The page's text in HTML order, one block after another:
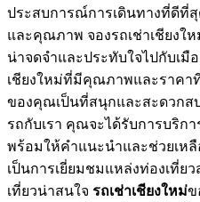
ประสบการณ์การเดินทางที่ดีที่สุ
และคุณภาพ จองรถเช่าเชียงให
น่าจดจำและประทับใจไปกับเมื
เชียงใหม่ที่มีคุณภาพและราคา
ของคุณเป็นที่สนุกและสะดวกส
รถกับเรา คุณจะได้รับการบริก
พร้อมให้คำแนะนำและช่วยเห
เป็นการเยี่ยมชมแหล่งท่องเที่ย
เที่ยวน่าสนใจ รถเช่าเชียงใหม่ข